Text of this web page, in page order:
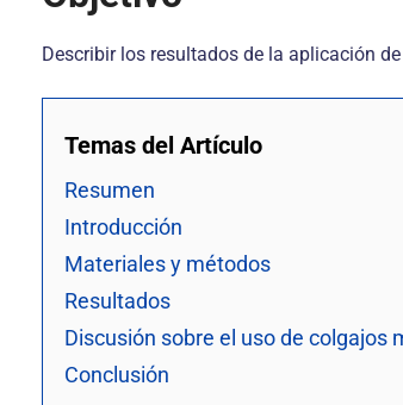
Describir los resultados de la aplicación
Temas del Artículo
Resumen
Introducción
Materiales y métodos
Resultados
Discusión sobre el uso de
Conclusión